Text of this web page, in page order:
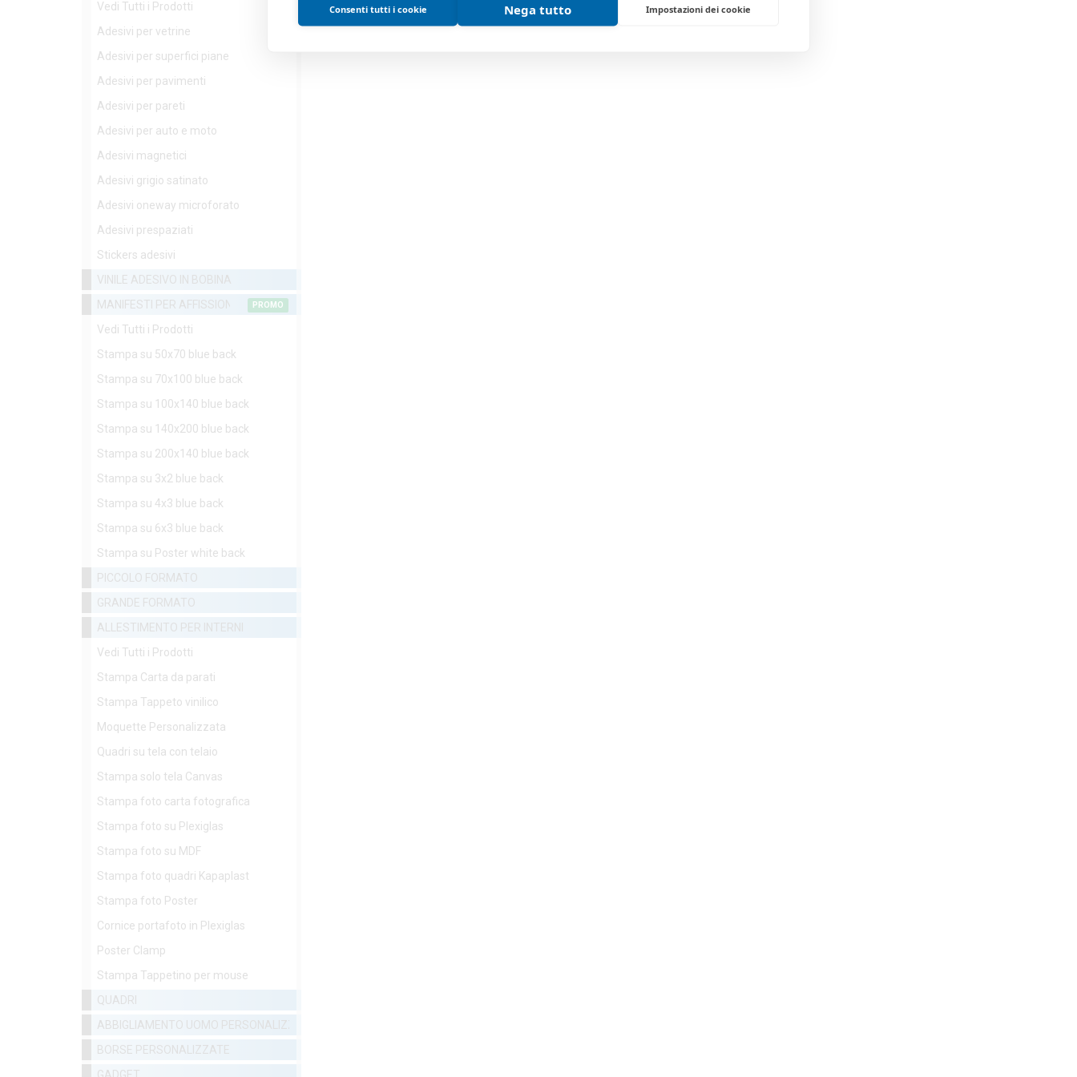
Consenti tutti i cookie Nega tutto Impostazioni dei cookie
Vedi Tutti i Prodotti
Adesivi per vetrine
Adesivi per superfici piane
Adesivi per pavimenti
Adesivi per pareti
Adesivi per auto e moto
Adesivi magnetici
Adesivi grigio satinato
Adesivi oneway microforato
Adesivi prespaziati
Stickers adesivi
VINILE ADESIVO IN BOBINA
MANIFESTI PER AFFISSIONE
PROMO
Vedi Tutti i Prodotti
Stampa su 50x70 blue back
Stampa su 70x100 blue back
Stampa su 100x140 blue back
Stampa su 140x200 blue back
Stampa su 200x140 blue back
Stampa su 3x2 blue back
Stampa su 4x3 blue back
Stampa su 6x3 blue back
Stampa su Poster white back
PICCOLO FORMATO
GRANDE FORMATO
ALLESTIMENTO PER INTERNI
Vedi Tutti i Prodotti
Stampa Carta da parati
Stampa Tappeto vinilico
Moquette Personalizzata
Quadri su tela con telaio
Stampa solo tela Canvas
Stampa foto carta fotografica
Stampa foto su Plexiglas
Stampa foto su MDF
Stampa foto quadri Kapaplast
Stampa foto Poster
Cornice portafoto in Plexiglas
Poster Clamp
Stampa Tappetino per mouse
QUADRI
ABBIGLIAMENTO UOMO PERSONALIZZATO
BORSE PERSONALIZZATE
GADGET